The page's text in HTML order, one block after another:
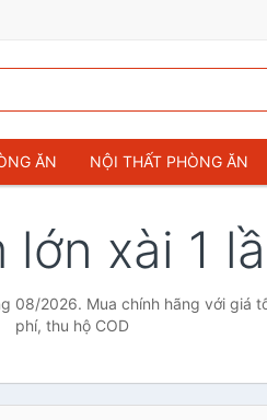
ĂN NỘI THẤT PHÒNG ĂN
lớn xài 1
08/2026. Mua chính hãng với giá
phí, thu hộ COD